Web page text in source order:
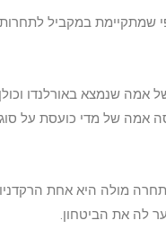
שמתקיימת במקביל לתחרות
אמה שנמצא באורלנדו
אמה של מדי כועסת על
מולה היא אחת
לה את הביטחון.